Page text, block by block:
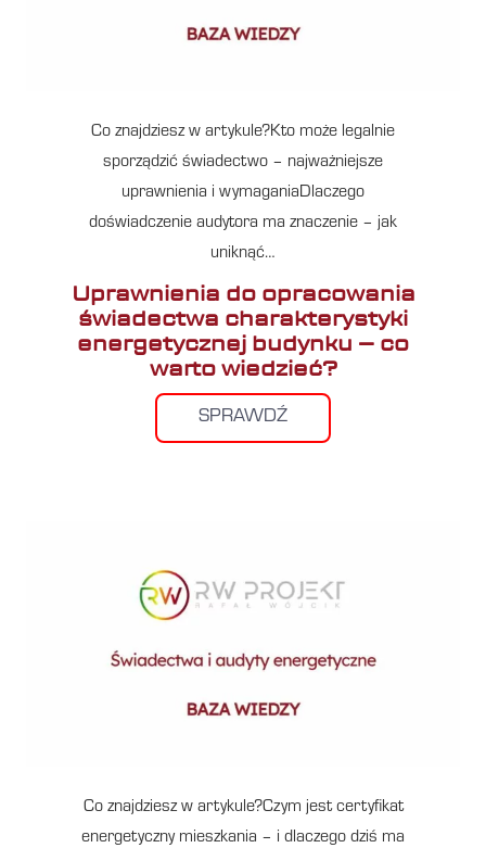
Co znajdziesz w artykule?Kto może legalnie
sporządzić świadectwo – najważniejsze
uprawnienia i wymaganiaDlaczego
doświadczenie audytora ma znaczenie – jak
uniknąć…
Uprawnienia do opracowania
świadectwa charakterystyki
energetycznej budynku – co
warto wiedzieć?
SPRAWDŹ
Co znajdziesz w artykule?Czym jest certyfikat
energetyczny mieszkania – i dlaczego dziś ma